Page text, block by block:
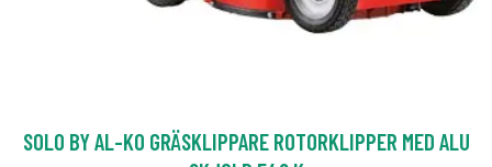
SOLO BY AL-KO GRÄSKLIPPARE ROTORKLIPPER MED ALU